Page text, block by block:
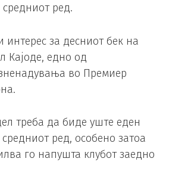
ред.
интерес за десниот бек на
Кајоде, едно од
во Премиер
треба да биде уште еден
ред, особено затоа
го напушта клубот заедно